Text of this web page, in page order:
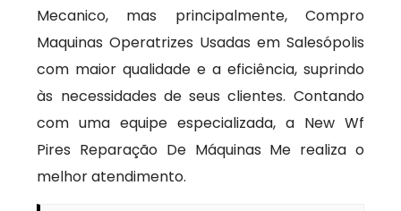
Mecanico, mas principalmente, Compro
Maquinas Operatrizes Usadas em Salesópolis
com maior qualidade e a eficiência, suprindo
às necessidades de seus clientes. Contando
com uma equipe especializada, a New Wf
Pires Reparação De Máquinas Me realiza o
melhor atendimento.